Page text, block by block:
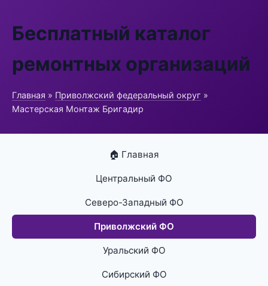
Бесплатный каталог
ремонтных организаций
Главная » Приволжский федеральный округ »
Мастерская Монтаж Бригадир
🏠 Главная
Центральный ФО
Северо-Западный ФО
Приволжский ФО
Уральский ФО
Сибирский ФО